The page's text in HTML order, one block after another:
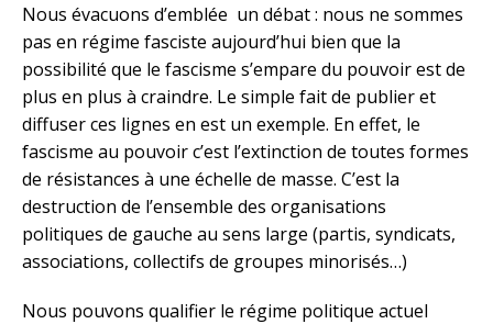
Nous évacuons d’emblée un débat : nous ne sommes
pas en régime fasciste aujourd’hui bien que la
possibilité que le fascisme s’empare du pouvoir est de
plus en plus à craindre. Le simple fait de publier et
diffuser ces lignes en est un exemple. En effet, le
fascisme au pouvoir c’est l’extinction de toutes formes
de résistances à une échelle de masse. C’est la
destruction de l’ensemble des organisations
politiques de gauche au sens large (partis, syndicats,
associations, collectifs de groupes minorisés…)
Nous pouvons qualifier le régime politique actuel